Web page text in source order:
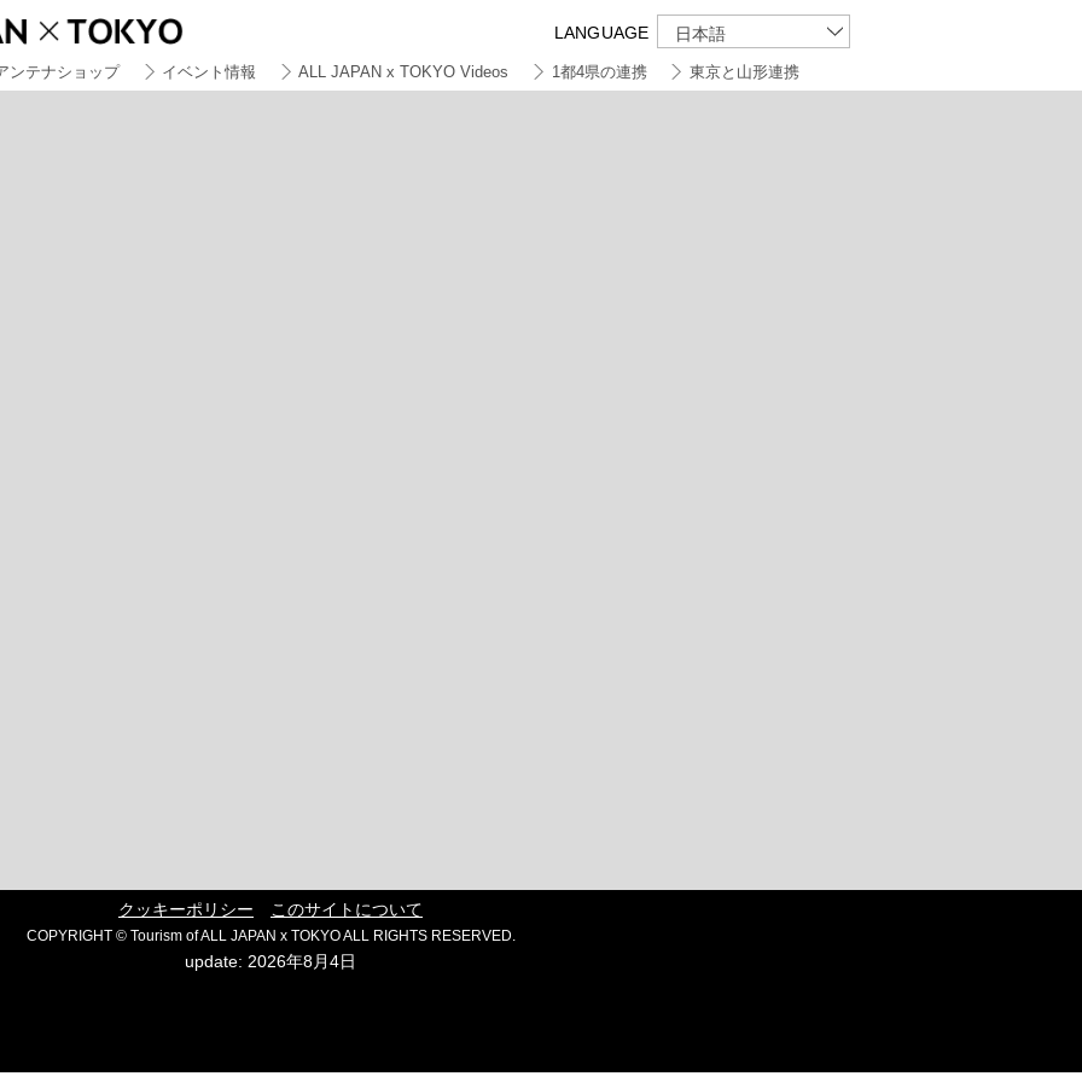
LANGUAGE 日本語
ンテナショップ イベント情報 ALL JAPAN x TOKYO Videos 1都4県の連携 東京と山形連携
クッキーポリシー このサイトについて
COPYRIGHT © Tourism of ALL JAPAN x TOKYO ALL RIGHTS RESERVED.
update: 2026年8月4日